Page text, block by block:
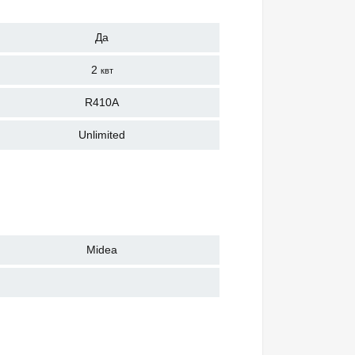
Да
2 квт
R410A
Unlimited
Midea